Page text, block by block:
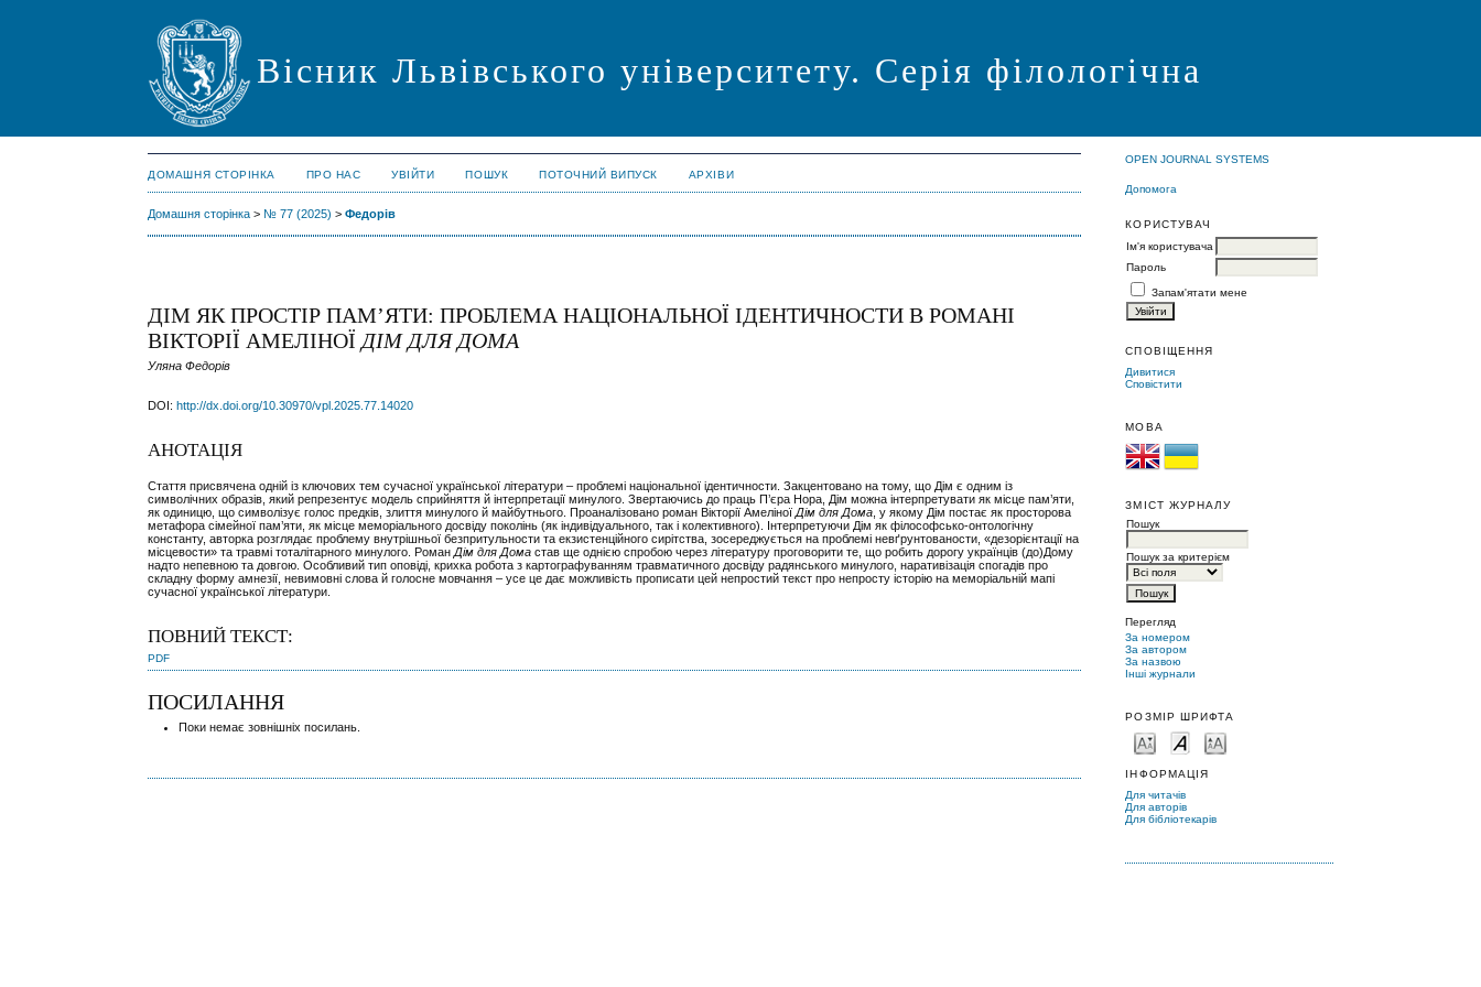
Вісник Львівського університету. Серія філологічна
OPEN JOURNAL SYSTEMS
Допомога
КОРИСТУВАЧ
Ім'я користувача
Пароль
Запам'ятати мене
СПОВІЩЕННЯ
Дивитися
Сповістити
МОВА
ЗМІСТ ЖУРНАЛУ
Пошук
Пошук за критерієм
Перегляд
За номером
За автором
За назвою
Інші журнали
РОЗМІР ШРИФТА
ІНФОРМАЦІЯ
Для читачів
Для авторів
Для бібліотекарів
ДОМАШНЯ СТОРІНКА ПРО НАС УВІЙТИ ПОШУК ПОТОЧНИЙ ВИПУСК АРХІВИ
Домашня сторінка > № 77 (2025) >Федорів
ДІМ ЯК ПРОСТІР ПАМ’ЯТИ: ПРОБЛЕМА НАЦІОНАЛЬНОЇ ІДЕНТИЧНОСТИ В РОМАНІ
ВІКТОРІЇ АМЕЛІНОЇ ДІМ ДЛЯ ДОМА
Уляна Федорів
DOI: http://dx.doi.org/10.30970/vpl.2025.77.14020
АНОТАЦІЯ
Стаття присвячена одній із ключових тем сучасної української літератури – проблемі національної ідентичности. Закцентовано на тому, що Дім є одним із
символічних образів, який репрезентує модель сприйняття й інтерпретації минулого. Звертаючись до праць П’єра Нора, Дім можна інтерпретувати як місце пам’яти,
як одиницю, що символізує голос предків, злиття минулого й майбутнього. Проаналізовано роман Вікторії АмеліноїДім для Дома , у якому Дім постає як просторова
метафора сімейної пам’яти, як місце меморіального досвіду поколінь (як індивідуального, так і колективного). Інтерпретуючи Дім як філософсько-онтологічну
константу, авторка розглядає проблему внутрішньої безпритульности та екзистенційного сирітства, зосереджується на проблемі невґрунтованости, «дезорієнтації на
місцевости» та травмі тоталітарного минулого. РоманДім для Дома став ще однією спробою через літературу проговорити те, що робить дорогу українців (до)Дому
надто непевною та довгою. Особливий тип оповіді, крихка робота з картографуванням травматичного досвіду радянського минулого, наративізація спогадів про
складну форму амнезії, невимовні слова й голосне мовчання – усе це дає можливість прописати цей непростий текст про непросту історію на меморіальній мапі
сучасної української літератури.
ПОВНИЙ ТЕКСТ:
PDF
ПОСИЛАННЯ
Поки немає зовнішніх посилань.